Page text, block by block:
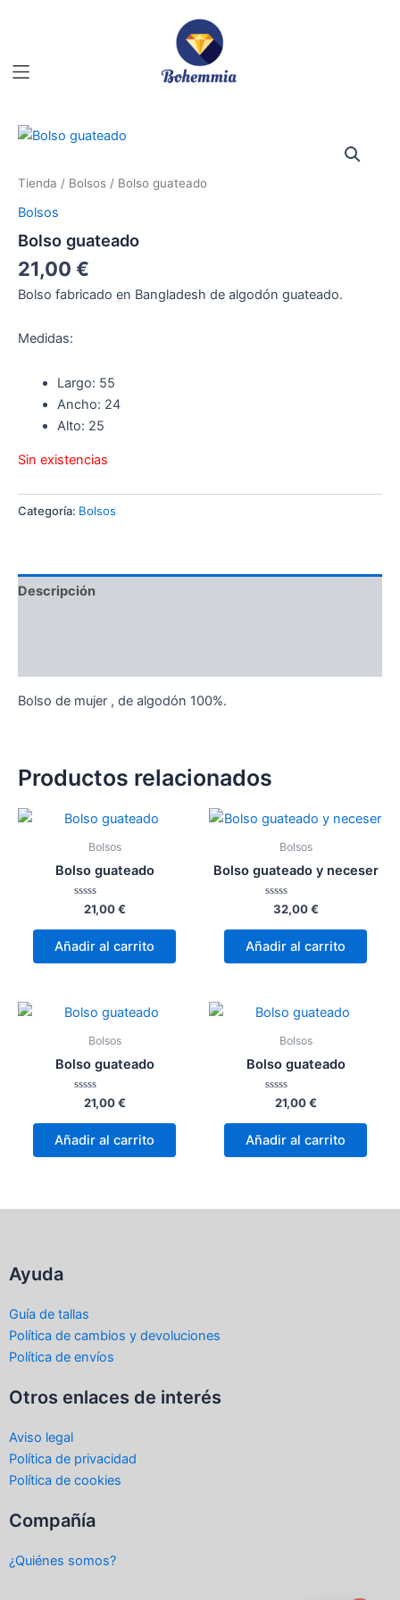
Tienda / Bolsos / Bolso guateado
Bolsos
Bolso guateado
21,00 €
Bolso fabricado en Bangladesh de algodón guateado.
Medidas:
Largo: 55
Ancho: 24
Alto: 25
Sin existencias
Categoría: Bolsos
Descripción
Bolso de mujer , de algodón 100%.
Productos relacionados
Bolsos
Bolso guateado
Valorado
con
0
de
5
21,00€
Añadir al carrito
Bolsos
Bolso guateado y neceser
Valorado
con
0
de
5
32,00€
Añadir al carrito
Bolsos
Bolso guateado
Valorado
0
de
5
21,00€
Añadir al carrito
Bolsos
Bolso guateado
Valorado
0
de
5
21,00€
Añadir al carrito
Ayuda
Guía de tallas
Política de cambios y devoluciones
Política de envíos
Otros enlaces de interés
Aviso legal
Política de privacidad
Política de cookies
Compañía
¿Quiénes somos?